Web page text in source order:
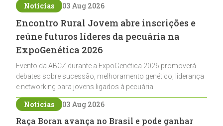
Notícias 03 Aug 2026
Encontro Rural Jovem abre inscrições e
reúne futuros líderes da pecuária na
ExpoGenética 2026
Evento da ABCZ durante a ExpoGenética 2026 promoverá
debates sobre sucessão, melhoramento genético, liderança
e networking para jovens ligados à pecuária
Notícias 03 Aug 2026
Raça Boran avança no Brasil e pode ganhar